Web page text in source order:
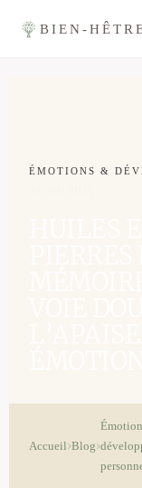
BIEN-
ÉMOTIONS &
Accueil›Blog›